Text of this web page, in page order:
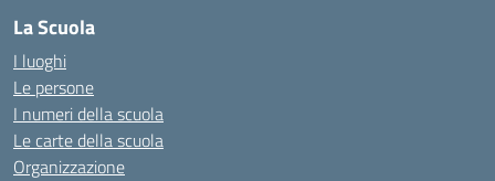
La Scuola
I luoghi
Le persone
I numeri della scuola
Le carte della scuola
Organizzazione